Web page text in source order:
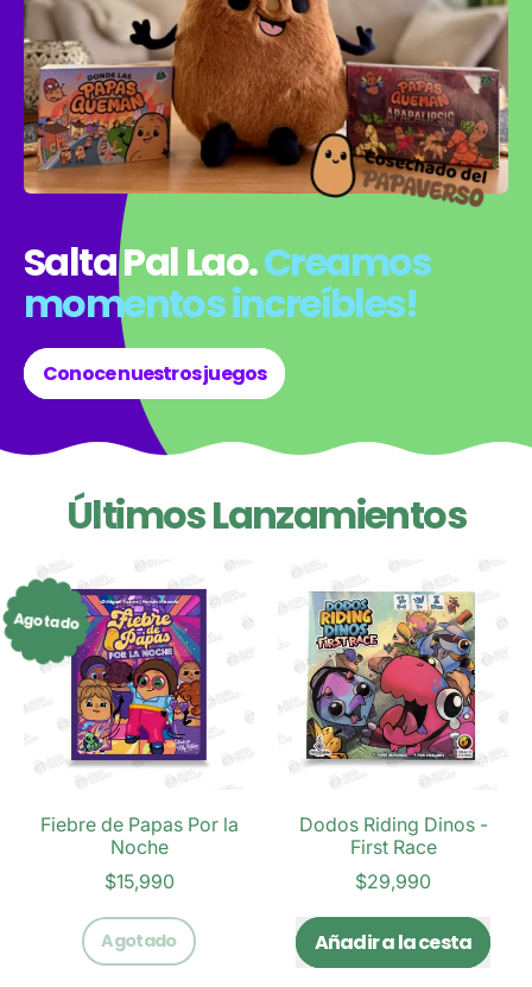
Salta Pal Lao.Creamos
momentos increíbles!
Conoce nuestros juegos
Últimos Lanzamientos
Fiebre de Papas Por la
Noche
$15,990
Precio habitual
Agotado
,
Agotado
Dodos Riding Dinos -
First Race
$29,990
Precio habitual
Añadir a la cesta